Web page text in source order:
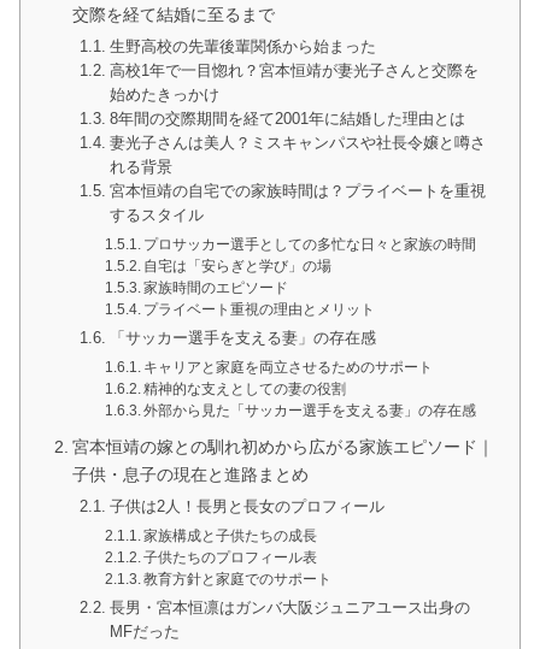
交際を経て結婚に至るまで
生野高校の先輩後輩関係から始まった
高校1年で一目惚れ？宮本恒靖が妻光子さんと交際を
始めたきっかけ
8年間の交際期間を経て2001年に結婚した理由とは
妻光子さんは美人？ミスキャンパスや社長令嬢と噂さ
れる背景
宮本恒靖の自宅での家族時間は？プライベートを重視
するスタイル
プロサッカー選手としての多忙な日々と家族の時間
自宅は「安らぎと学び」の場
家族時間のエピソード
プライベート重視の理由とメリット
「サッカー選手を支える妻」の存在感
キャリアと家庭を両立させるためのサポート
精神的な支えとしての妻の役割
外部から見た「サッカー選手を支える妻」の存在感
宮本恒靖の嫁との馴れ初めから広がる家族エピソード｜
子供・息子の現在と進路まとめ
子供は2人！長男と長女のプロフィール
家族構成と子供たちの成長
子供たちのプロフィール表
教育方針と家庭でのサポート
長男・宮本恒凛はガンバ大阪ジュニアユース出身の
MFだった